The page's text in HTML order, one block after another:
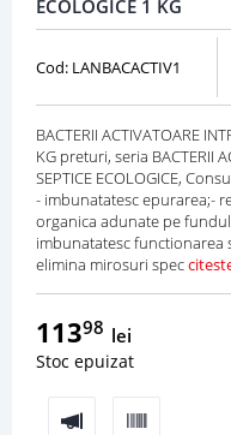
ECOLOGICE 1 KG
Cod: LANBACACTIV1
BACTERII ACTIVATOARE
KG preturi, seria BACTERII
SEPTICE ECOLOGICE,
- imbunatatesc epurarea;-
organica adunate pe
imbunatatesc
elimina mirosuri spec
11398 lei
Stoc epuizat